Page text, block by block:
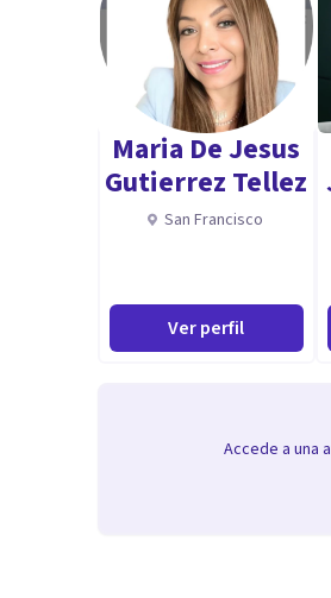
Maria De Jesus
Gutierrez Tellez
San Francisco
Ver perfil
Accede a una